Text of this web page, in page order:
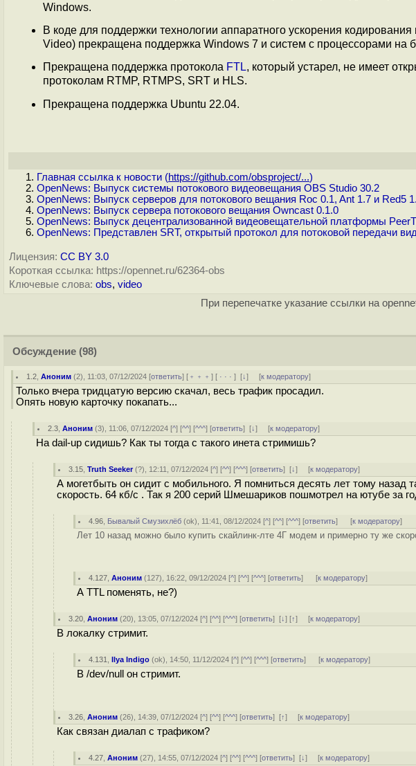
Windows.
В коде для поддержки технологии аппаратного ускорения
Video) прекращена поддержка Windows 7 и систем с процессорами на
Прекращена поддержка протокола FTL, который устарел, не имеет
протоколам RTMP, RTMPS, SRT и HLS.
Прекращена поддержка Ubuntu 22.04.
Главная ссылка к новости (https://github.com/obsproject/...)
OpenNews: Выпуск системы потокового видеовещания OBS Studio 30.2
OpenNews: Выпуск серверов для потокового вещания Roc 0.1, Ant 1.7 и Red5
OpenNews: Выпуск сервера потокового вещания Owncast 0.1.0
OpenNews: Выпуск децентрализованной видеовещательной платформы
OpenNews: Представлен SRT, открытый протокол для потоковой передачи
Лицензия: CC BY 3.0
Короткая ссылка: https://opennet.ru/62364-obs
Ключевые слова: obs, video
При перепечатке указание ссылки на
Обсуждение (98)
1.2 ,Аноним (2), 11:03, 07/12/2024 [ответить] [ ﹢﹢﹢] [ · · ·][↓] [к модератору]
Только вчера тридцатую версию скачал, весь трафик просадил.
Опять новую карточку покапать...
2.3 ,Аноним (3), 11:06, 07/12/2024 [^] [^^] [^^^] [ответить][↓] [к модератору]
На dail-up сидишь? Как ты тогда с такого инета стримишь?
3.15 ,Truth Seeker(?), 12:11, 07/12/2024 [^] [^^] [^^^] [ответить][↓] [к модератору]
А могетбыть он сидит с мобильного. Я помниться десять лет тому назад
скорость. 64 кб/с . Так я 200 серий Шмешариков пошмотрел на ютубе за
4.96 Бывалый Смузихлёб (ok), 11:41, 08/12/2024 [^] [^^] [^^^] [ответить] [к модератору]
Лет 10 назад можно было купить скайлинк-лте 4Г модем и примерно ту же
4.127 ,Аноним (127), 16:22, 09/12/2024 [^] [^^] [^^^] [ответить] [к модератору]
А TTL поменять, не?)
3.20 ,Аноним (20), 13:05, 07/12/2024 [^] [^^] [^^^] [ответить][↓] [↑] [к модератору]
В локалку стримит.
4.131 ,Ilya Indigo (ok), 14:50, 11/12/2024 [^] [^^] [^^^] [ответить] [к модератору]
В /dev/null он стримит.
3.26 ,Аноним (26), 14:39, 07/12/2024 [^] [^^] [^^^] [ответить][↑] [к модератору]
Как связан диалап с трафиком?
4.27 ,Аноним (27), 14:55, 07/12/2024 [^] [^^] [^^^] [ответить][↓] [к модератору]